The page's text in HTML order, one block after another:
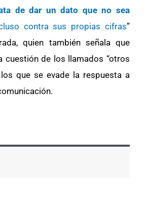
de dar un dato que no sea
contra sus propias cifras”
quien también señala que
cuestión de los llamados “otros
que se evade la respuesta a